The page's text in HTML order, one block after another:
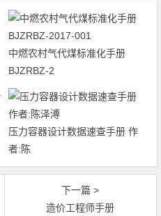
中燃农村气代煤标准化手册
BJZRBZ-2
压力容器设计数据速查手册 作
者:陈
下一篇 >
造价工程师手册